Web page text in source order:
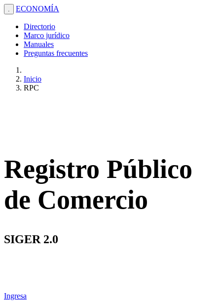
. ECONOMÍA
Directorio
Marco jurídico
Manuales
Preguntas frecuentes
Inicio
RPC
Registro Público
de Comercio
SIGER 2.0
Ingresa